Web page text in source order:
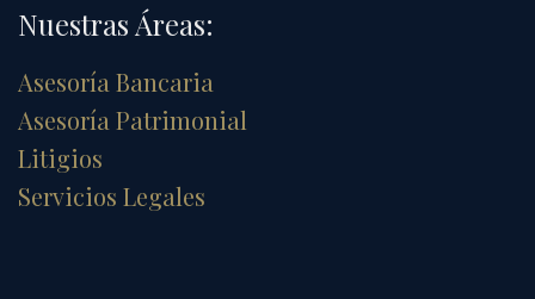
Nuestras Áreas:
Asesoría Bancaria
Asesoría Patrimonial
Litigios
Servicios Legales